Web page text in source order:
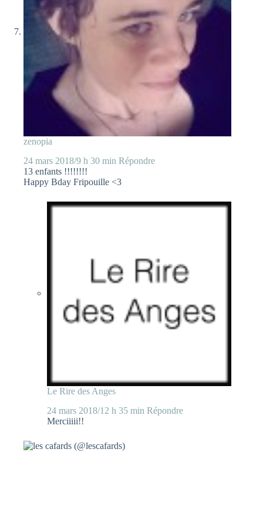
zenopia
24 mars 2018/9 h 30 min Répondre
13 enfants !!!!!!!!
Happy Bday Fripouille <3
Le Rire des Anges
24 mars 2018/12 h 35 min Répondre
Merciiiii!!